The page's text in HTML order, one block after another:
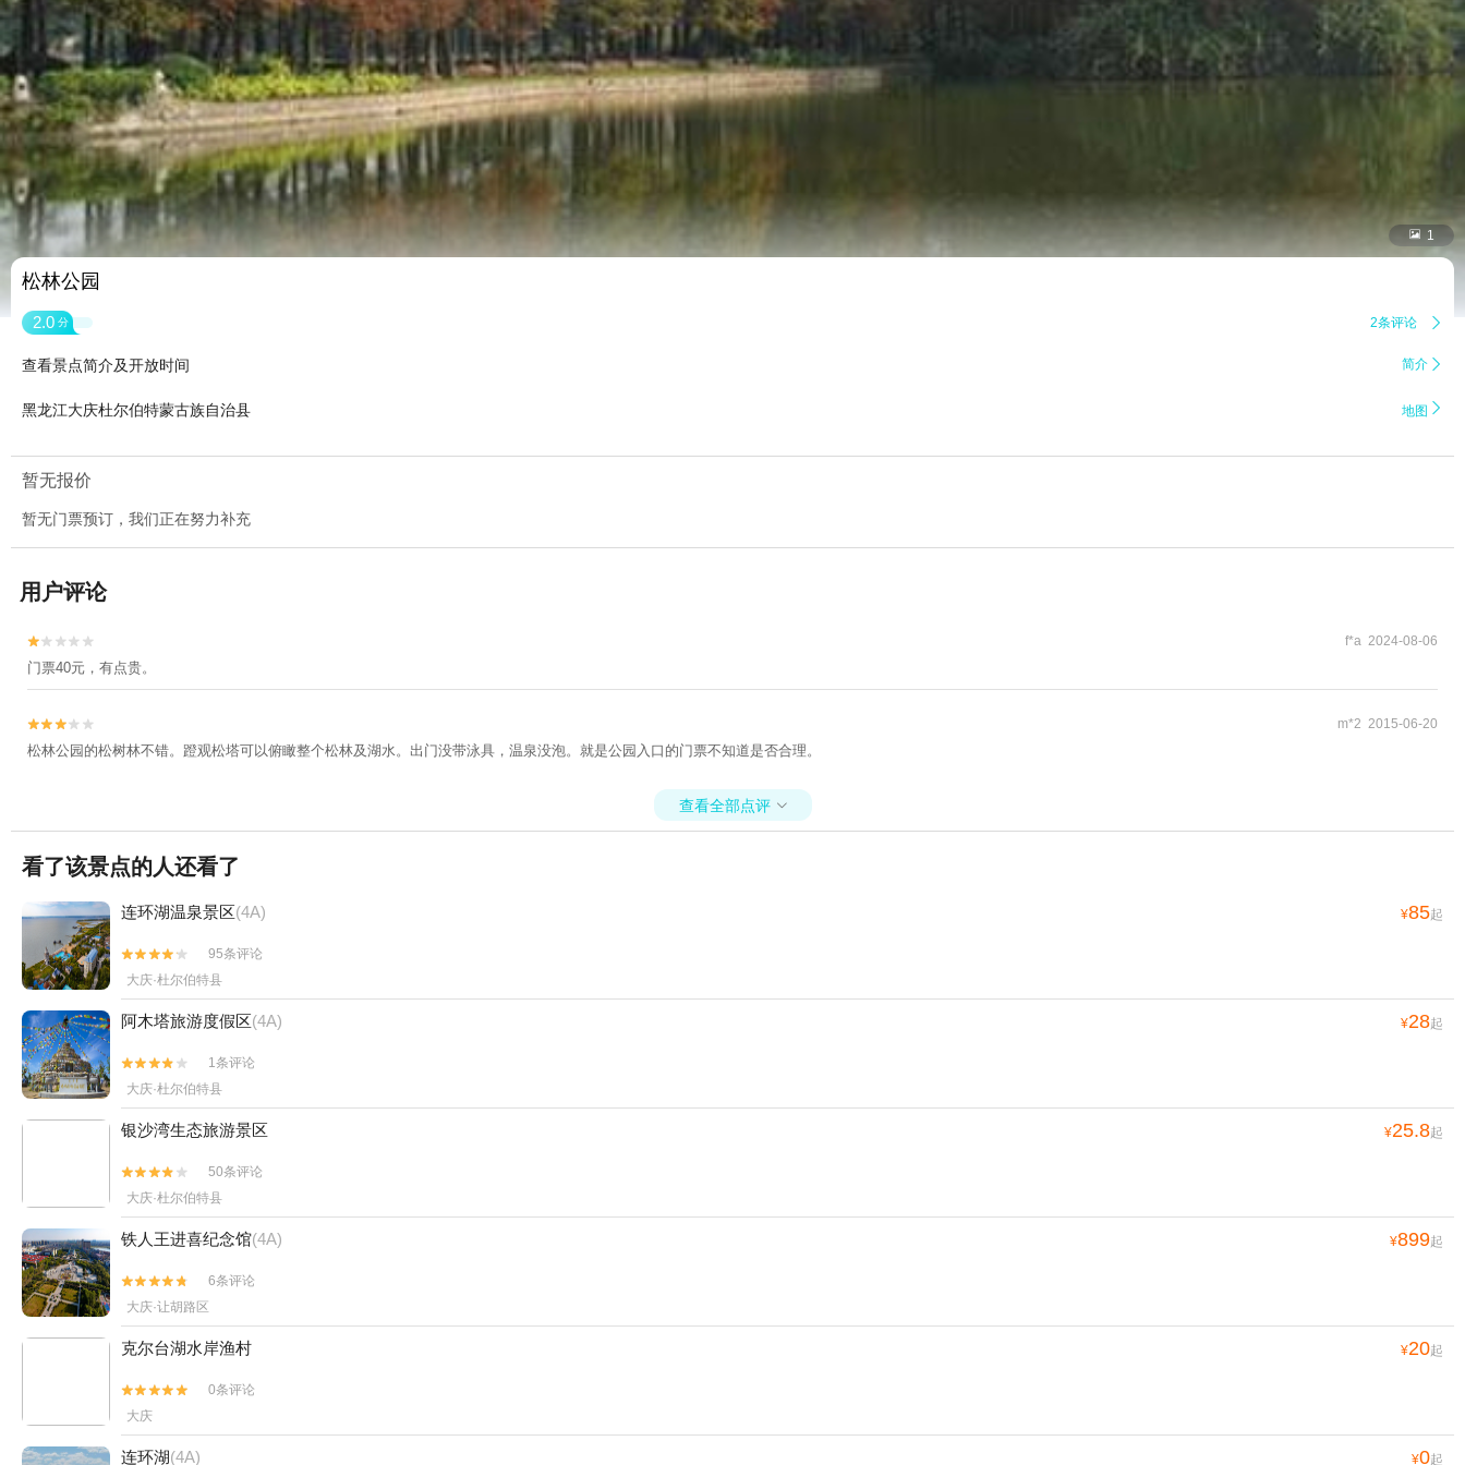
 1
松林公园
2.0 分 2条评论 
查看景点简介及开放时间 简介 
黑龙江大庆杜尔伯特蒙古族自治县 地图 
暂无报价
暂无门票预订，我们正在努力补充
用户评论

 f*a 2024-08-06
门票40元，有点贵。

 m*2 2015-06-20
松林公园的松树林不错。蹬观松塔可以俯瞰整个松林及湖水。出门没带泳具，温泉没泡。就是公园入口的门票不知道是否合理。
查看全部点评 
看了该景点的人还看了
连环湖温泉景区(4A) ¥85起


95条评论
大庆·杜尔伯特县
阿木塔旅游度假区(4A) ¥28起


1条评论
大庆·杜尔伯特县
银沙湾生态旅游景区 ¥25.8起


50条评论
大庆·杜尔伯特县
铁人王进喜纪念馆(4A) ¥899起


6条评论
大庆·让胡路区
克尔台湖水岸渔村 ¥20起


0条评论
大庆
连环湖(4A) ¥0起